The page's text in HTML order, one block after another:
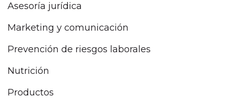
Asesoría jurídica
Marketing y comunicación
Prevención de riesgos laborales
Nutrición
Productos